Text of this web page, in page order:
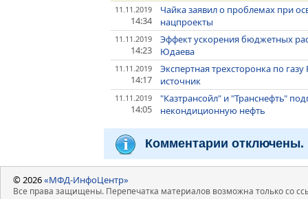
11.11.2019
14:34
Чайка заявил о проблемах при
нацпроекты
11.11.2019
14:23
Эффект ускорения бюджетных
Юдаева
11.11.2019
14:17
Экспертная трехсторонка по
источник
11.11.2019
14:05
"Казтрансойл" и "Транснефть"
некондиционную нефть
Комментарии отключены.
© 2026«МФД-ИнфоЦентр»
Все права защищены. Перепечатка материалов возможна только со